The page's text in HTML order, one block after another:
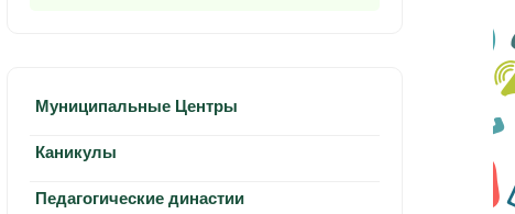
Муниципальные Центры
Каникулы
Педагогические династии